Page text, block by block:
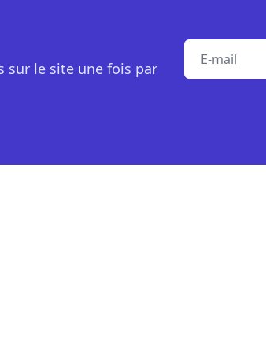
sur le site une fois par
E-mail